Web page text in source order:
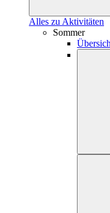
Alles zu Aktivitäten
Sommer